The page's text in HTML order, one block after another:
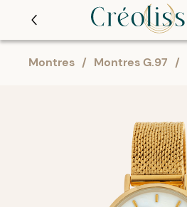
Montres / Montres G.97 /